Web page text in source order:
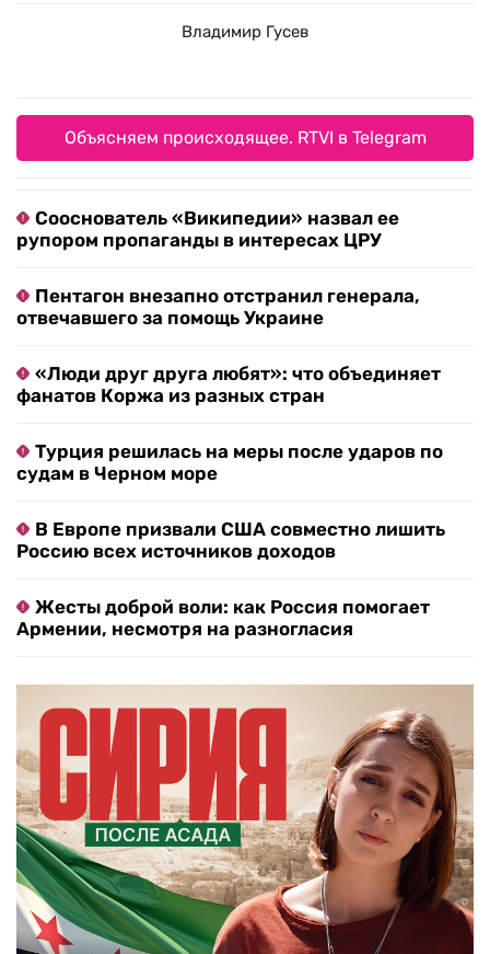
Владимир Гусев
Объясняем происходящее. RTVI в Telegram
Сооснователь «Википедии» назвал ее
рупором пропаганды в интересах ЦРУ
Пентагон внезапно отстранил генерала,
отвечавшего за помощь Украине
«Люди друг друга любят»: что объединяет
фанатов Коржа из разных стран
Турция решилась на меры после ударов по
судам в Черном море
В Европе призвали США совместно лишить
Россию всех источников доходов
Жесты доброй воли: как Россия помогает
Армении, несмотря на разногласия